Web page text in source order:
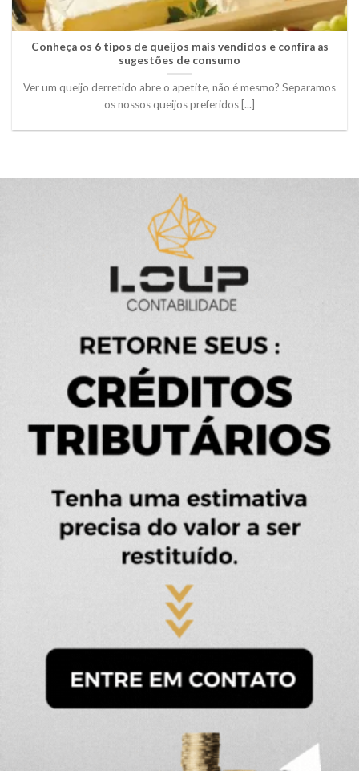
Conheça os 6 tipos de queijos mais vendidos e confira as
sugestões de consumo
Ver um queijo derretido abre o apetite, não é mesmo? Separamos
os nossos queijos preferidos [...]